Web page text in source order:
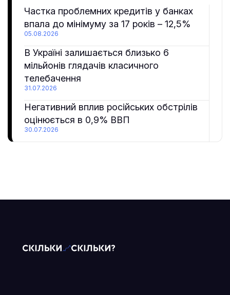
Частка проблемних кредитів у банках
впала до мінімуму за 17 років – 12,5%
05.08.2026
В Україні залишається близько 6
мільйонів глядачів класичного
телебачення
31.07.2026
Негативний вплив російських обстрілів
оцінюється в 0,9% ВВП
30.07.2026